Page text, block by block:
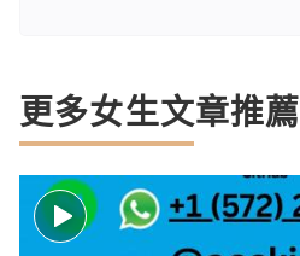
更多女生文章推薦